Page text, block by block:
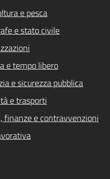
e pesca
e stato civile
e tempo libero
e sicurezza pubblica
e trasporti
finanze e contravvenzioni